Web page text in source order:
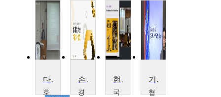
다국적기업론
호
손에 잡히는 기업가 정신
경
현대경영과 기업가정신
국
기업경영의 이해
협